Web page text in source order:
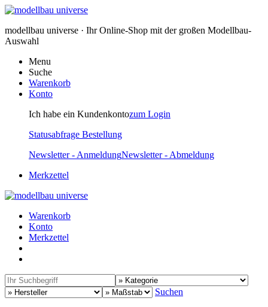
modellbau universe · Ihr Online-Shop mit der großen Modellbau-
Auswahl
Menu
Suche
Warenkorb
Konto
Ich habe ein Kundenkontozum Login
Statusabfrage Bestellung
Newsletter - AnmeldungNewsletter - Abmeldung
Merkzettel
Warenkorb
Konto
Merkzettel
Suchen